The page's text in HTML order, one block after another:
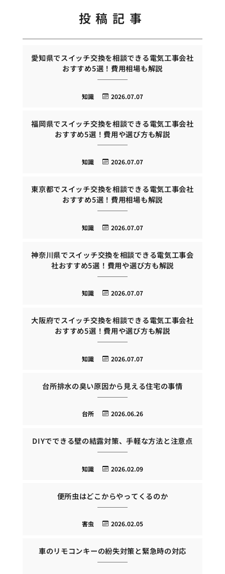
投稿記事
愛知県でスイッチ交換を相談できる電気工事会社
おすすめ5選！費用相場も解説
2026.07.07
知識
福岡県でスイッチ交換を相談できる電気工事会社
おすすめ5選！費用や選び方も解説
2026.07.07
知識
東京都でスイッチ交換を相談できる電気工事会社
おすすめ5選！費用相場も解説
2026.07.07
知識
神奈川県でスイッチ交換を相談できる電気工事会
社おすすめ5選！費用や選び方も解説
2026.07.07
知識
大阪府でスイッチ交換を相談できる電気工事会社
おすすめ5選！費用や選び方も解説
2026.07.07
知識
台所排水の臭い原因から見える住宅の事情
2026.06.26
台所
DIYでできる壁の結露対策、手軽な方法と注意点
2026.02.09
知識
便所虫はどこからやってくるのか
2026.02.05
害虫
車のリモコンキーの紛失対策と緊急時の対応